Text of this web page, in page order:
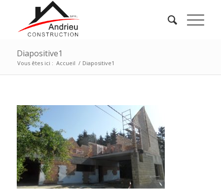
Diapositive1
Vous êtes ici : Accueil / Diapositive1